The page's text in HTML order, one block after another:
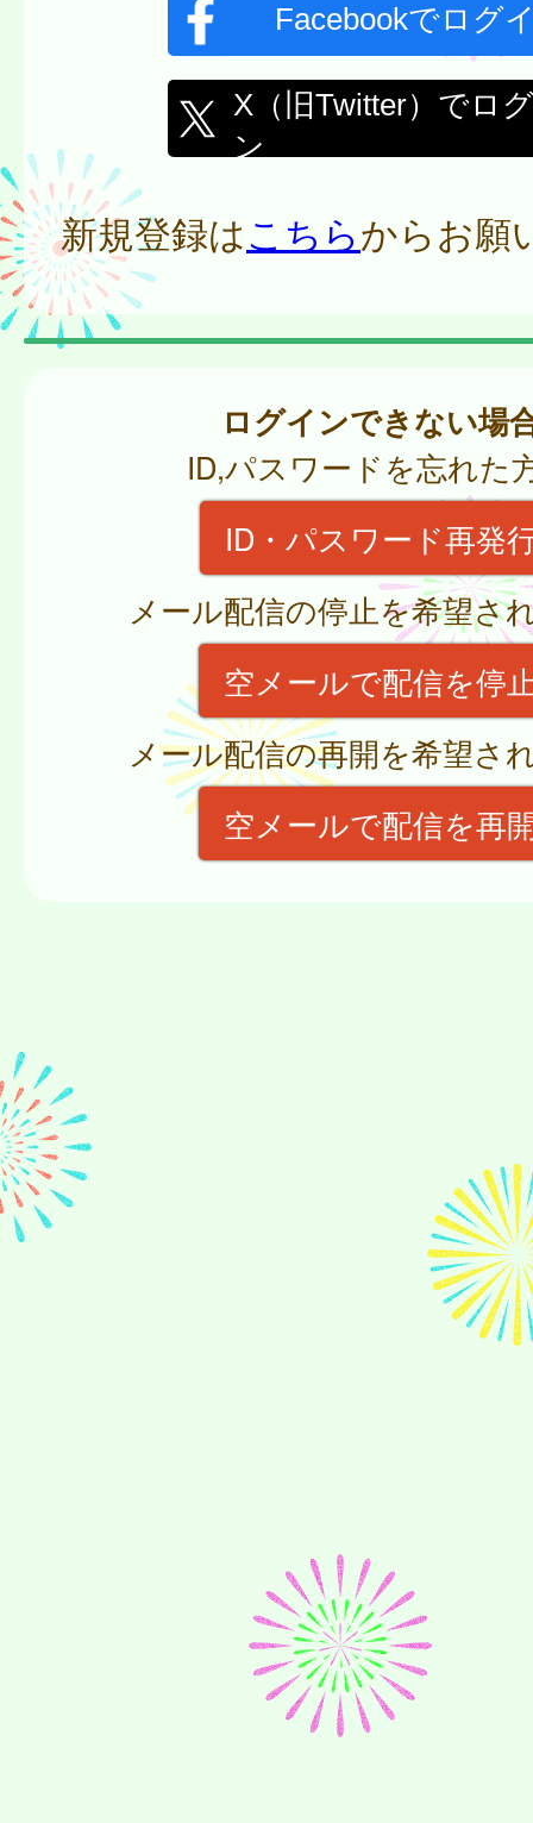
Facebookでログ
X（旧Twitter）でロ
ン
新規登録はこちらからお願
ログインできない場
ID,パスワードを忘れた
ID・パスワード再発
メール配信の停止を希望さ
空メールで配信を停
メール配信の再開を希望さ
空メールで配信を再